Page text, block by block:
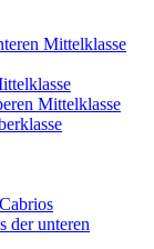
Mittelklasse
Mittelklasse
der unteren